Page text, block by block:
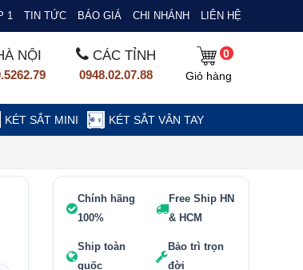
1 TIN TỨC BÁO GIÁ CHI NHÁNH LIÊN HỆ
NỘI CÁC TỈNH
0948.02.07.88
0
Giỏ hàng
KÉT SẮT MINI KÉT SẮT VÂN TAY
Chính hãng
100%
Free Ship HN
& HCM
Ship toàn
quốc
Bảo trì trọn
đời